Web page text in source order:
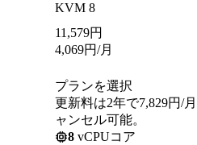
KVM 8
11,579円
4,069円/月
プランを選択
更新料は2年で7,829円/
ャンセル可能。
8 vCPUコア